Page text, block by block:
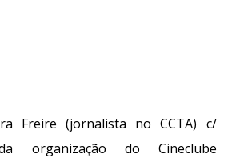
Freire (jornalista no CCTA) c/
organização do Cineclube